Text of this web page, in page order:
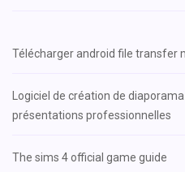
Télécharger android file transfer
Logiciel de création de
présentations professionnelles
The sims 4 official game guide